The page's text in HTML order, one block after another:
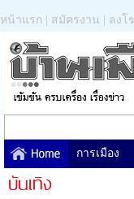
หน้าแรก สมัครงาน ลงโ
การเมือง
บันเทิง